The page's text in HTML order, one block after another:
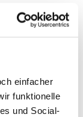
einfacher
funktionelle
und Social-